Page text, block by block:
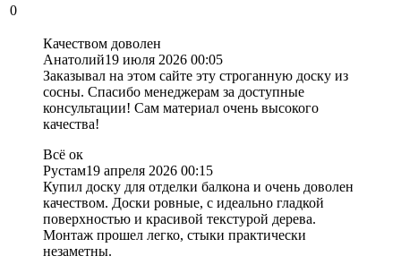
0
Качеством доволен
Анатолий19 июля 2026 00:05
Заказывал на этом сайте эту строганную доску из
сосны. Спасибо менеджерам за доступные
консультации! Сам материал очень высокого
качества!
Всё ок
Рустам19 апреля 2026 00:15
Купил доску для отделки балкона и очень доволен
качеством. Доски ровные, с идеально гладкой
поверхностью и красивой текстурой дерева.
Монтаж прошел легко, стыки практически
незаметны.